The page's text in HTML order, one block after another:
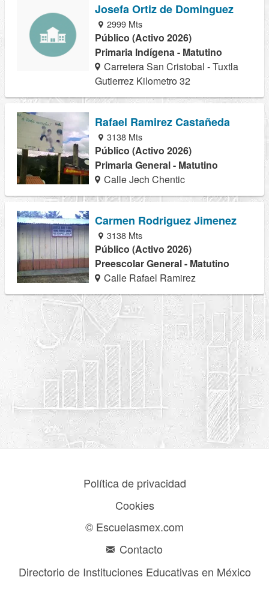
Josefa Ortiz de Dominguez
2999 Mts
Público (Activo 2026)
Primaria Indígena - Matutino
Carretera San Cristobal - Tuxtla
Gutierrez Kilometro 32
Rafael Ramirez Castañeda
3138 Mts
Público (Activo 2026)
Primaria General - Matutino
Calle Jech Chentic
Carmen Rodriguez Jimenez
3138 Mts
Público (Activo 2026)
Preescolar General - Matutino
Calle Rafael Ramirez
Política de privacidad
Cookies
© Escuelasmex.com
Contacto
Directorio de Instituciones Educativas en México